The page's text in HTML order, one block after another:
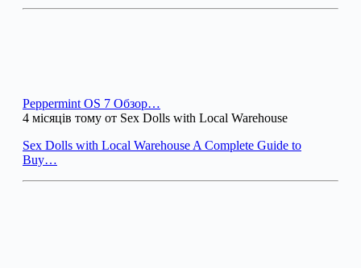
Peppermint OS 7 Обзор…
4 місяців тому от Sex Dolls with Local Warehouse
Sex Dolls with Local Warehouse A Complete Guide to
Buy…